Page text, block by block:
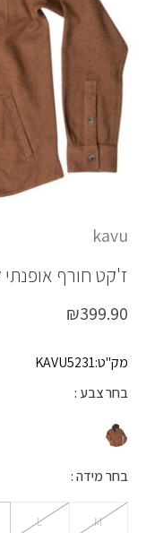
kavu
ז'קט חורף אופנתי
₪399.90
מק"ט:KAVU5231
בחר צבע
בחר מידה
M
L